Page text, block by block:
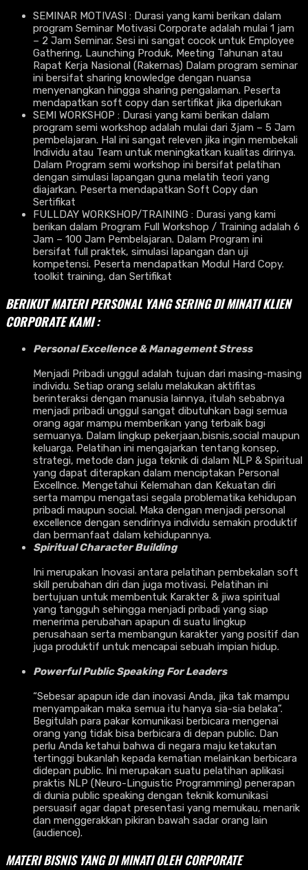
SEMINAR MOTIVASI : Durasi yang kami berikan dalam
program Seminar Motivasi Corporate adalah mulai 1 jam
– 2 Jam Seminar. Sesi ini sangat cocok untuk Employee
Gathering, Launching Produk, Meeting Tahunan atau
Rapat Kerja Nasional (Rakernas) Dalam program seminar
ini bersifat sharing knowledge dengan nuansa
menyenangkan hingga sharing pengalaman. Peserta
mendapatkan soft copy dan sertifikat jika diperlukan
SEMI WORKSHOP : Durasi yang kami berikan dalam
program semi workshop adalah mulai dari 3jam – 5 Jam
pembelajaran. Hal ini sangat releven jika ingin membekali
Individu atau Team untuk meningkatkan kualitas dirinya.
Dalam Program semi workshop ini bersifat pelatihan
dengan simulasi lapangan guna melatih teori yang
diajarkan. Peserta mendapatkan Soft Copy dan
Sertifikat
FULLDAY WORKSHOP/TRAINING : Durasi yang kami
berikan dalam Program Full Workshop / Training adalah 6
Jam – 100 Jam Pembelajaran. Dalam Program ini
bersifat full praktek, simulasi lapangan dan uji
kompetensi. Peserta mendapatkan Modul Hard Copy.
toolkit training, dan Sertifikat
BERIKUT MATERI PERSONAL YANG SERING DI MINATI KLIEN
CORPORATE KAMI :
Personal Excellence & Management Stress
Menjadi Pribadi unggul adalah tujuan dari masing-masing
individu. Setiap orang selalu melakukan aktifitas
berinteraksi dengan manusia lainnya, itulah sebabnya
menjadi pribadi unggul sangat dibutuhkan bagi semua
orang agar mampu memberikan yang terbaik bagi
semuanya. Dalam lingkup pekerjaan,bisnis,social maupun
keluarga. Pelatihan ini mengajarkan tentang konsep,
strategi, metode dan juga teknik di dalam NLP & Spiritual
yang dapat diterapkan dalam menciptakan Personal
Excellnce. Mengetahui Kelemahan dan Kekuatan diri
serta mampu mengatasi segala problematika kehidupan
pribadi maupun social. Maka dengan menjadi personal
excellence dengan sendirinya individu semakin produktif
dan bermanfaat dalam kehidupannya.
Spiritual Character Building
Ini merupakan Inovasi antara pelatihan pembekalan soft
skill perubahan diri dan juga motivasi. Pelatihan ini
bertujuan untuk membentuk Karakter & jiwa spiritual
yang tangguh sehingga menjadi pribadi yang siap
menerima perubahan apapun di suatu lingkup
perusahaan serta membangun karakter yang positif dan
juga produktif untuk mencapai sebuah impian hidup.
Powerful Public Speaking For Leaders
“Sebesar apapun ide dan inovasi Anda, jika tak mampu
menyampaikan maka semua itu hanya sia-sia belaka”.
Begitulah para pakar komunikasi berbicara mengenai
orang yang tidak bisa berbicara di depan public. Dan
perlu Anda ketahui bahwa di negara maju ketakutan
tertinggi bukanlah kepada kematian melainkan berbicara
didepan public. Ini merupakan suatu pelatihan aplikasi
praktis NLP (Neuro-Linguistic Programming) penerapan
di dunia public speaking dengan teknik komunikasi
persuasif agar dapat presentasi yang memukau, menarik
dan menggerakkan pikiran bawah sadar orang lain
(audience).
MATERI BISNIS YANG DI MINATI OLEH CORPORATE